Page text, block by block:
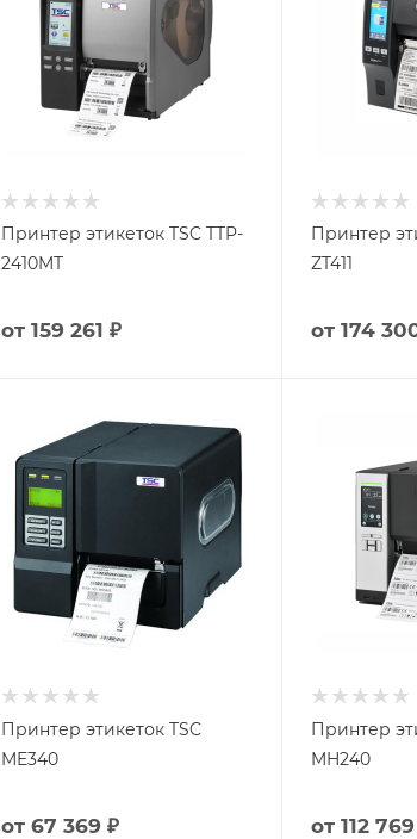
Принтер этикеток TSC TTP-
2410MT
от 159 261 ₽
Принтер
ZT411
от 174
Принтер этикеток TSC
ME340
от 67 369 ₽
Принтер
MH240
от 112